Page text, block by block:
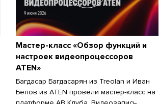
Мастер-класс «Обзор функций и
настроек видеопроцессоров
ATEN»
Багдасар Багдасарян из Treolan и Иван
Белов из ATEN провели мастер-класс на